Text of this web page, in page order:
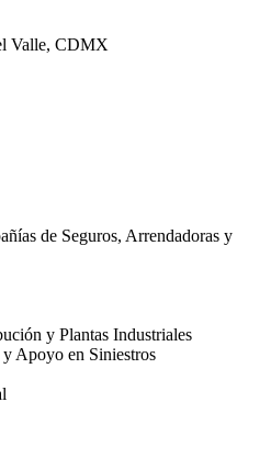
Valle, CDMX
de Seguros, Arrendadoras y
y Plantas Industriales
y Apoyo en Siniestros